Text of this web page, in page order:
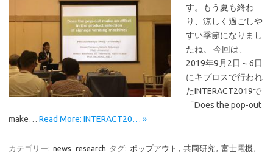
す。もう夏も終わ
り、涼しく過ごしや
すい季節になりまし
たね。 今回は、
2019年9月2日～6日
にキプロスで行われ
たINTERACT2019で
「Does the pop-out
make… Read More: INTERACT20… »
カテゴリー: news research タグ: ポップアウト , 共同研究, 富士電機,